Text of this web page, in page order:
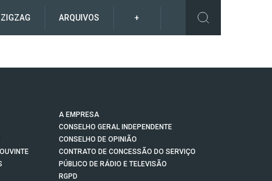
ZIGZAG ARQUIVOS +
A EMPRESA
CONSELHO GERAL INDEPENDENTE
CONSELHO DE OPINIÃO
CONTRATO DE CONCESSÃO DO SERVIÇO
PÚBLICO DE RÁDIO E TELEVISÃO
RGPD